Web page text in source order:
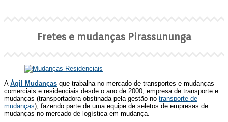
Fretes e mudanças Pirassununga
A Ágil Mudanças que trabalha no mercado de transportes e mudanças
comerciais e residenciais desde o ano de 2000, empresa de transporte e
mudanças (transportadora obstinada pela gestão no transporte de
mudanças), fazendo parte de uma equipe de seletos de empresas de
mudanças no mercado de logística em mudança.